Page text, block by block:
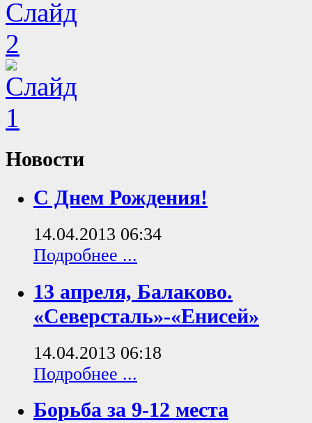
Новости
С Днем Рождения!
14.04.2013 06:34
Подробнее ...
13 апреля, Балаково.
«Северсталь»-«Енисей»
14.04.2013 06:18
Подробнее ...
Борьба за 9-12 места